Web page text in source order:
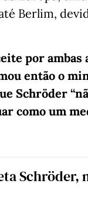
Berlim,
por ambas
então o
Schröder
como um
Schröder,